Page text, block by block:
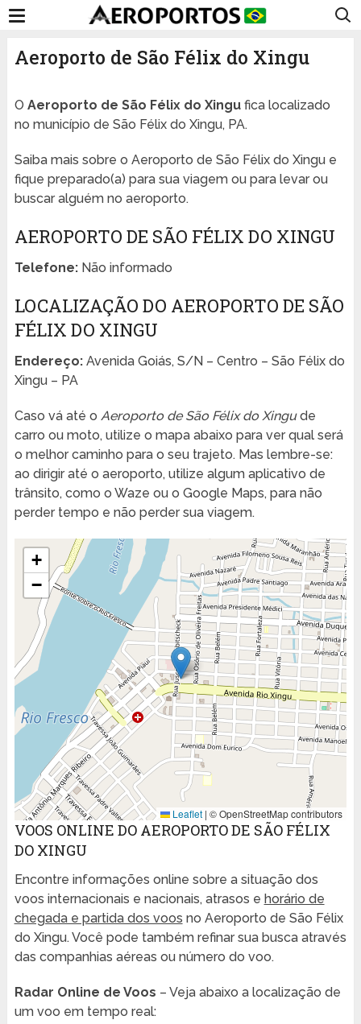
Aeroporto de São Félix do Xingu
O Aeroporto de São Félix do Xingufica localizado
no município de São Félix do Xingu, PA.
Saiba mais sobre o Aeroporto de São Félix do Xingu e
fique preparado(a) para sua viagem ou para levar ou
buscar alguém no aeroporto.
AEROPORTO DE SÃO FÉLIX DO XINGU
Telefone:Não informado
LOCALIZAÇÃO DO AEROPORTO DE SÃO
FÉLIX DO XINGU
Endereço:Avenida Goiás, S/N – Centro – São Félix do
Xingu – PA
Caso vá até o Aeroporto de São Félix do Xingude
carro ou moto, utilize o mapa abaixo para ver qual será
o melhor caminho para o seu trajeto. Mas lembre-se:
ao dirigir até o aeroporto, utilize algum aplicativo de
trânsito, como o Waze ou o Google Maps, para não
perder tempo e não perder sua viagem.
+
−
Leaflet | © OpenStreetMap contributors
VOOS ONLINE DO AEROPORTO DE SÃO FÉLIX
DO XINGU
Encontre informações online sobre a situação dos
voos internacionais e nacionais, atrasos e horário de
chegada e partida dos voos no Aeroporto de São Félix
do Xingu. Você pode também refinar sua busca através
das companhias aéreas ou número do voo.
Radar Online de Voos – Veja abaixo a localização de
um voo em tempo real: